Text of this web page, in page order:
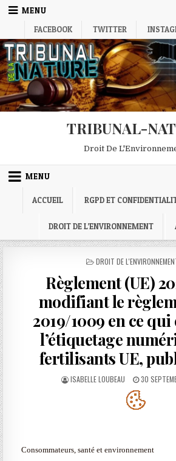
Skip
MENU
FACEBOOK
TWITTER
TRIBUNAL-
Droit De
MENU
ACCUEIL RGPD ET
DROIT DE L’ENVIRONNEMENT
POSTED
DROIT DE
Règlement (UE)
modifiant le
2019/1009 en ce
l’étiquetage
fertilisants UE,
AUTHOR:
ISABELLE LOUBEAU
PUBLISHED
30
Consommateurs, santé et environnement